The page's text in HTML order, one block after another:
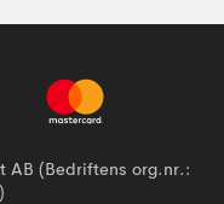
AB (Bedriftens org.nr.: